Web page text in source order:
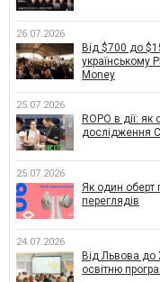
26.07.2026
Від $700 до
українському
Money
25.07.2026
ROPO в дії:
дослідження
25.07.2026
Як один оберт
переглядів
24.07.2026
Від Львова
освітню